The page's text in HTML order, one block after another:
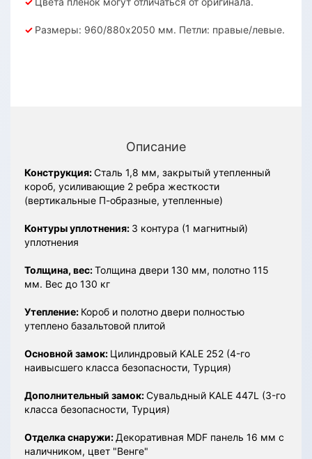
✓ Размеры: 960/880х2050 мм. Петли: правые/левые.
Описание
Конструкция:Сталь 1,8 мм, закрытый утепленный
короб, усиливающие 2 ребра жесткости
(вертикальные П-образные, утепленные)
Контуры уплотнения: 3 контура (1 магнитный)
уплотнения
Толщина, вес:Толщина двери 130 мм, полотно 115
мм. Вес до 130 кг
Утепление: Короб и полотно двери полностью
утеплено базальтовой плитой
Основной замок: Цилиндровый KALE 252 (4-го
наивысшего класса безопасности, Турция)
Дополнительный замок:Сувальдный KALE 447L (3-го
класса безопасности, Турция)
Отделка снаружи: Декоративная MDF панель 16 мм с
наличником, цвет "Венге"